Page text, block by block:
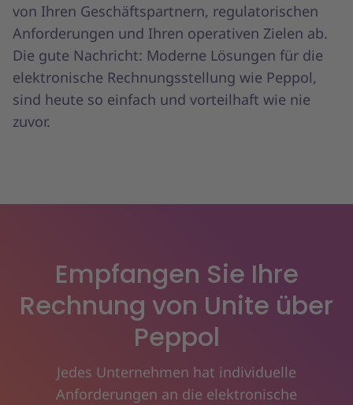
von Ihren Geschäftspartnern, regulatorischen
Anforderungen und Ihren operativen Zielen ab.
Die gute Nachricht: Moderne Lösungen für die
elektronische Rechnungsstellung wie Peppol,
sind heute so einfach und vorteilhaft wie nie
zuvor.
Empfangen Sie Ihre
Rechnung von Unite über
Peppol
Jedes Unternehmen hat individuelle
Anforderungen an die elektronische